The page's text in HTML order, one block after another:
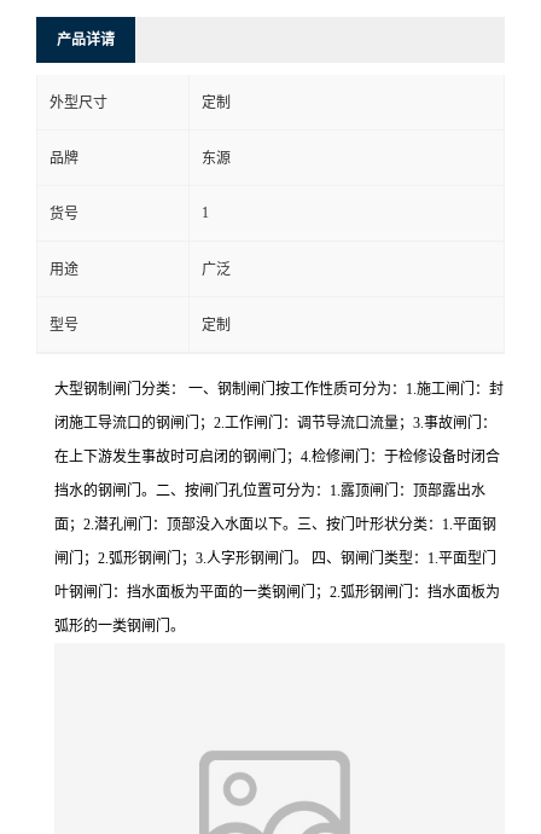
产品详请
外型尺寸 定制
品牌 东源
货号 1
用途 广泛
型号 定制
大型钢制闸门分类： 一、钢制闸门按工作性质可分为：1.施工闸门：封
闭施工导流口的钢闸门；2.工作闸门：调节导流口流量；3.事故闸门：
在上下游发生事故时可启闭的钢闸门；4.检修闸门：于检修设备时闭合
挡水的钢闸门。二、按闸门孔位置可分为：1.露顶闸门：顶部露出水
面；2.潜孔闸门：顶部没入水面以下。三、按门叶形状分类：1.平面钢
闸门；2.弧形钢闸门；3.人字形钢闸门。 四、钢闸门类型：1.平面型门
叶钢闸门：挡水面板为平面的一类钢闸门；2.弧形钢闸门：挡水面板为
弧形的一类钢闸门。